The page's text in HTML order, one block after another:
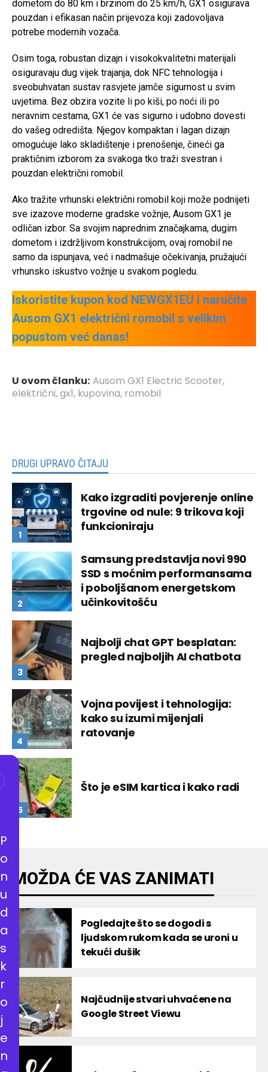
dometom do 80 km i brzinom do 25 km/h, GX1 osigurava
pouzdan i efikasan način prijevoza koji zadovoljava
potrebe modernih vozača.
Osim toga, robustan dizajn i visokokvalitetni materijali
osiguravaju dug vijek trajanja, dok NFC tehnologija i
sveobuhvatan sustav rasvjete jamče sigurnost u svim
uvjetima. Bez obzira vozite li po kiši, po noći ili po
neravnim cestama, GX1 će vas sigurno i udobno dovesti
do vašeg odredišta. Njegov kompaktan i lagan dizajn
omogućuje lako skladištenje i prenošenje, čineći ga
praktičnim izborom za svakoga tko traži svestran i
pouzdan električni romobil.
Ako tražite vrhunski električni romobil koji može podnijeti
sve izazove moderne gradske vožnje, Ausom GX1 je
odličan izbor. Sa svojim naprednim značajkama, dugim
dometom i izdržljivom konstrukcijom, ovaj romobil ne
samo da ispunjava, već i nadmašuje očekivanja, pružajući
vrhunsko iskustvo vožnje u svakom pogledu.
Iskoristite kupon kod NEWGX1EU i naručite
Ausom GX1 električni romobil s velikim
popustom već danas!
U ovom članku: Ausom GX1 Electric Scooter,
električni,gx1, kupovina, romobil
DRUGI UPRAVO ČITAJU
Kako izgraditi povjerenje online
trgovine od nule: 9 trikova koji
funkcioniraju
Samsung predstavlja novi 990
SSD s moćnim performansama
i poboljšanom energetskom
učinkovitošću
Najbolji chat GPT besplatan:
pregled najboljih AI chatbota
Vojna povijest i tehnologija:
kako su izumi mijenjali
ratovanje
Što je eSIM kartica i kako radi
MOŽDA ĆE VAS ZANIMATI
Pogledajte što se dogodi s
ljudskom rukom kada se uroni u
tekući dušik
Najčudnije stvari uhvaćene na
Google Street Viewu
P
o
n
u
d
a
s
k
r
o
j
e
n